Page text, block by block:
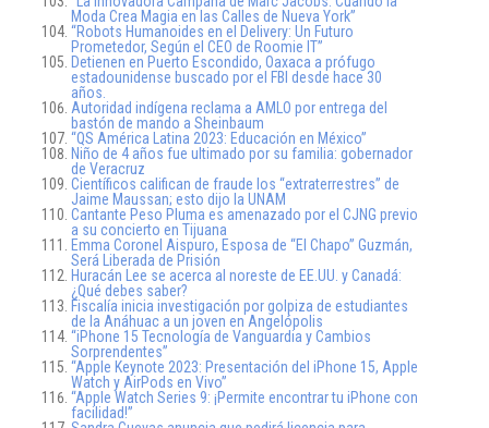
Moda Crea Magia en las Calles de Nueva York”
“Robots Humanoides en el Delivery: Un Futuro
Prometedor, Según el CEO de Roomie IT”
Detienen en Puerto Escondido, Oaxaca a prófugo
estadounidense buscado por el FBI desde hace 30
años.
Autoridad indígena reclama a AMLO por entrega del
bastón de mando a Sheinbaum
“QS América Latina 2023: Educación en México”
Niño de 4 años fue ultimado por su familia: gobernador
de Veracruz
Científicos califican de fraude los “extraterrestres” de
Jaime Maussan; esto dijo la UNAM
Cantante Peso Pluma es amenazado por el CJNG previo
a su concierto en Tijuana
Emma Coronel Aispuro, Esposa de “El Chapo” Guzmán,
Será Liberada de Prisión
Huracán Lee se acerca al noreste de EE.UU. y Canadá:
¿Qué debes saber?
Fiscalía inicia investigación por golpiza de estudiantes
de la Anáhuac a un joven en Angelópolis
“iPhone 15 Tecnología de Vanguardia y Cambios
Sorprendentes”
“Apple Keynote 2023: Presentación del iPhone 15, Apple
Watch y AirPods en Vivo”
“Apple Watch Series 9: ¡Permite encontrar tu iPhone con
facilidad!”